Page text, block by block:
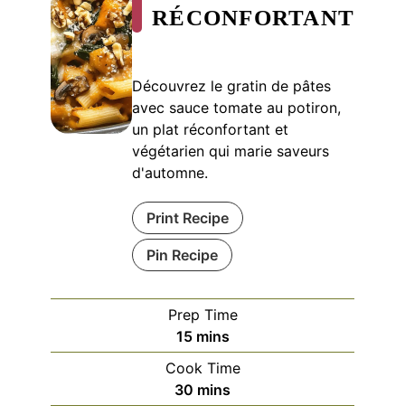
RÉCONFORTANT
Découvrez le gratin de pâtes
avec sauce tomate au potiron,
un plat réconfortant et
végétarien qui marie saveurs
d'automne.
Print Recipe
Pin Recipe
Prep Time
15minutes
mins
Cook Time
30 minutes
mins